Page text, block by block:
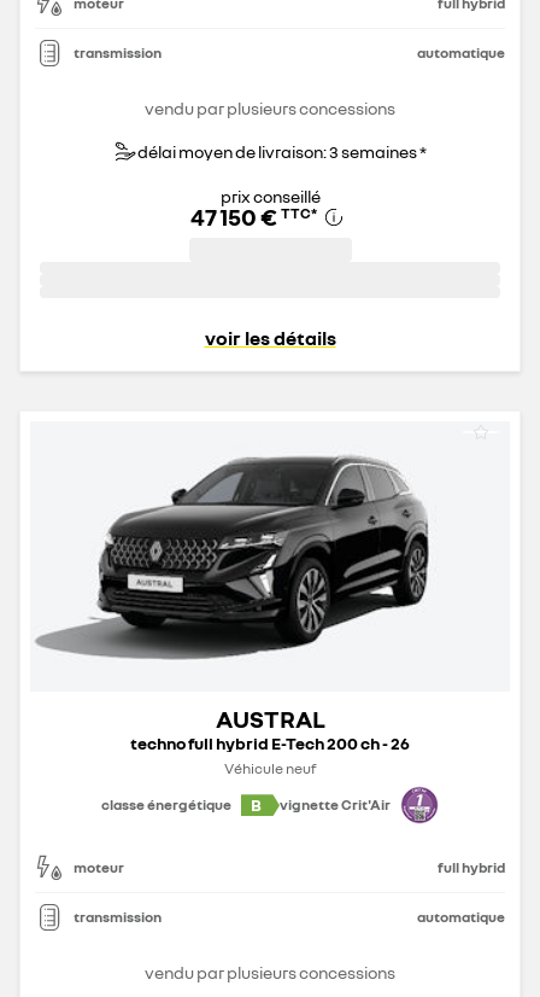
transmission automatique
vendu par plusieurs concessions
délai moyen de livraison: 3 semaines *
prix conseillé
47 150 € TTC*
voir les détails
AUSTRAL
techno full hybrid E-Tech 200 ch - 26
Véhicule neuf
classe énergétique
B vignette Crit'Air
moteur full hybrid
transmission automatique
vendu par plusieurs concessions